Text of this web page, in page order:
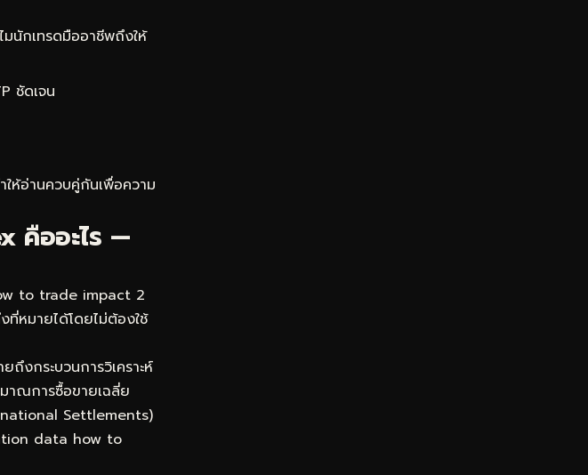
กเทรดมืออาชีพถึงให้
ชัดเจน
ให้อ่านควบคู่กันเพื่อความ
คืออะไร —
to trade impact 2
หมายได้โดยไม่ต้องใช้
กระบวนการวิเคราะห์
าณการซื้อขายเฉลี่ย
Settlements)
data how to